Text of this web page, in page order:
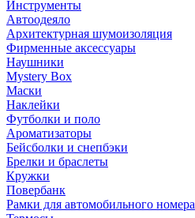
Инструменты
Автоодеяло
Архитектурная шумоизоляция
Фирменные аксессуары
Наушники
Mystery Box
Маски
Наклейки
Футболки и поло
Ароматизаторы
Бейсболки и снепбэки
Брелки и браслеты
Кружки
Повербанк
Рамки для автомобильного номера